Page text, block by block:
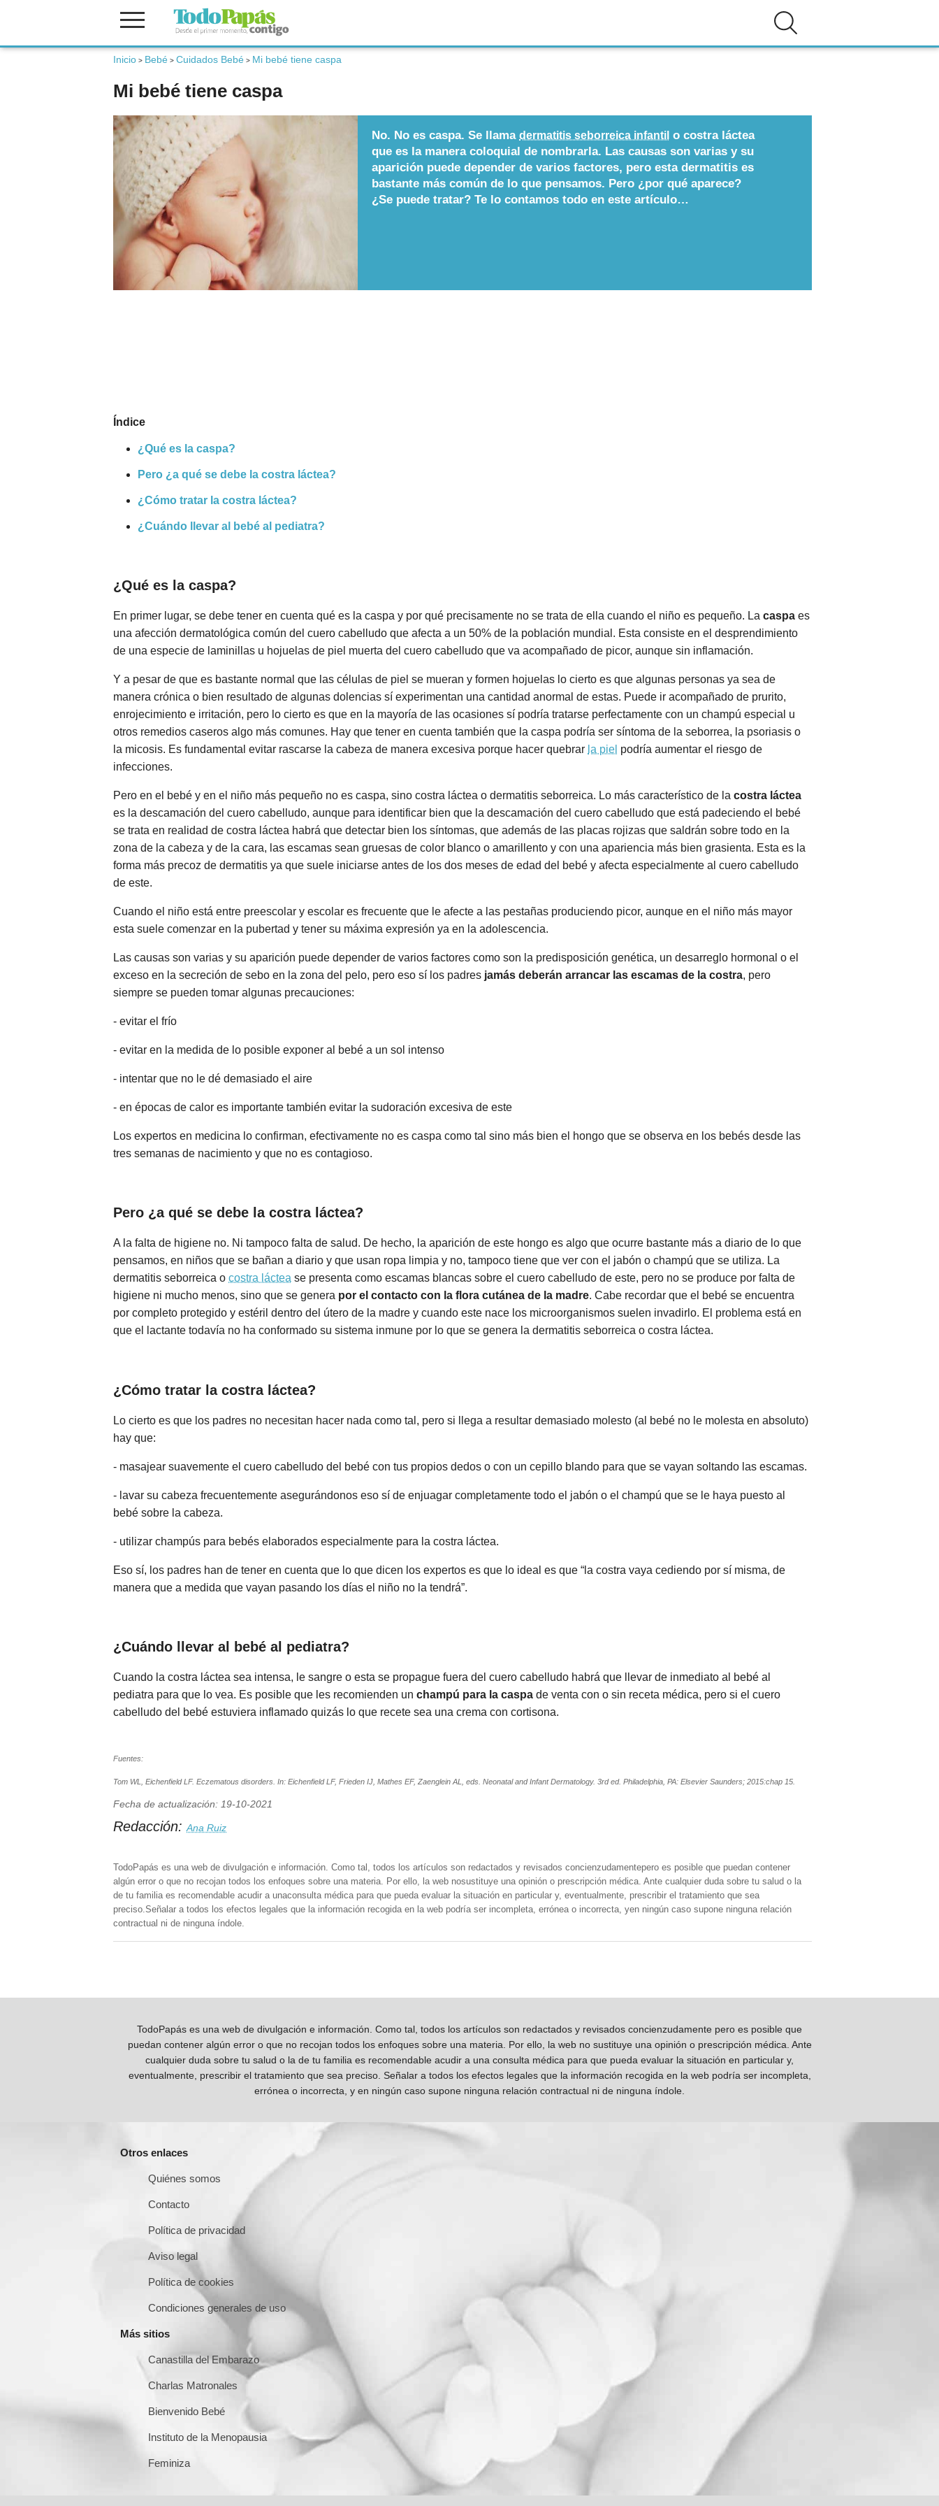
Inicio > Bebé > Cuidados Bebé > Mi bebé tiene caspa
Mi bebé tiene caspa
No. No es caspa. Se llama dermatitis seborreica infantil o costra láctea
que es la manera coloquial de nombrarla. Las causas son varias y su
aparición puede depender de varios factores, pero esta dermatitis es
bastante más común de lo que pensamos. Pero ¿por qué aparece?
¿Se puede tratar? Te lo contamos todo en este artículo…
Índice
¿Qué es la caspa?
Pero ¿a qué se debe la costra láctea?
¿Cómo tratar la costra láctea?
¿Cuándo llevar al bebé al pediatra?
¿Qué es la caspa?
En primer lugar, se debe tener en cuenta qué es la caspa y por qué precisamente no se trata de ella cuando el niño es pequeño. La caspa es
una afección dermatológica común del cuero cabelludo que afecta a un 50% de la población mundial. Esta consiste en el desprendimiento
de una especie de laminillas u hojuelas de piel muerta del cuero cabelludo que va acompañado de picor, aunque sin inflamación.
Y a pesar de que es bastante normal que las células de piel se mueran y formen hojuelas lo cierto es que algunas personas ya sea de
manera crónica o bien resultado de algunas dolencias sí experimentan una cantidad anormal de estas. Puede ir acompañado de prurito,
enrojecimiento e irritación, pero lo cierto es que en la mayoría de las ocasiones sí podría tratarse perfectamente con un champú especial u
otros remedios caseros algo más comunes. Hay que tener en cuenta también que la caspa podría ser síntoma de la seborrea, la psoriasis o
la micosis. Es fundamental evitar rascarse la cabeza de manera excesiva porque hacer quebrar la piel podría aumentar el riesgo de
infecciones.
Pero en el bebé y en el niño más pequeño no es caspa, sino costra láctea o dermatitis seborreica. Lo más característico de la costra láctea
es la descamación del cuero cabelludo, aunque para identificar bien que la descamación del cuero cabelludo que está padeciendo el bebé
se trata en realidad de costra láctea habrá que detectar bien los síntomas, que además de las placas rojizas que saldrán sobre todo en la
zona de la cabeza y de la cara, las escamas sean gruesas de color blanco o amarillento y con una apariencia más bien grasienta. Esta es la
forma más precoz de dermatitis ya que suele iniciarse antes de los dos meses de edad del bebé y afecta especialmente al cuero cabelludo
de este.
Cuando el niño está entre preescolar y escolar es frecuente que le afecte a las pestañas produciendo picor, aunque en el niño más mayor
esta suele comenzar en la pubertad y tener su máxima expresión ya en la adolescencia.
Las causas son varias y su aparición puede depender de varios factores como son la predisposición genética, un desarreglo hormonal o el
exceso en la secreción de sebo en la zona del pelo, pero eso sí los padres jamás deberán arrancar las escamas de la costra, pero
siempre se pueden tomar algunas precauciones:
- evitar el frío
- evitar en la medida de lo posible exponer al bebé a un sol intenso
- intentar que no le dé demasiado el aire
- en épocas de calor es importante también evitar la sudoración excesiva de este
Los expertos en medicina lo confirman, efectivamente no es caspa como tal sino más bien el hongo que se observa en los bebés desde las
tres semanas de nacimiento y que no es contagioso.
Pero ¿a qué se debe la costra láctea?
A la falta de higiene no. Ni tampoco falta de salud. De hecho, la aparición de este hongo es algo que ocurre bastante más a diario de lo que
pensamos, en niños que se bañan a diario y que usan ropa limpia y no, tampoco tiene que ver con el jabón o champú que se utiliza. La
dermatitis seborreica o costra láctea se presenta como escamas blancas sobre el cuero cabelludo de este, pero no se produce por falta de
higiene ni mucho menos, sino que se genera por el contacto con la flora cutánea de la madre. Cabe recordar que el bebé se encuentra
por completo protegido y estéril dentro del útero de la madre y cuando este nace los microorganismos suelen invadirlo. El problema está en
que el lactante todavía no ha conformado su sistema inmune por lo que se genera la dermatitis seborreica o costra láctea.
¿Cómo tratar la costra láctea?
Lo cierto es que los padres no necesitan hacer nada como tal, pero si llega a resultar demasiado molesto (al bebé no le molesta en absoluto)
hay que:
- masajear suavemente el cuero cabelludo del bebé con tus propios dedos o con un cepillo blando para que se vayan soltando las escamas.
- lavar su cabeza frecuentemente asegurándonos eso sí de enjuagar completamente todo el jabón o el champú que se le haya puesto al
bebé sobre la cabeza.
- utilizar champús para bebés elaborados especialmente para la costra láctea.
Eso sí, los padres han de tener en cuenta que lo que dicen los expertos es que lo ideal es que “la costra vaya cediendo por sí misma, de
manera que a medida que vayan pasando los días el niño no la tendrá”.
¿Cuándo llevar al bebé al pediatra?
Cuando la costra láctea sea intensa, le sangre o esta se propague fuera del cuero cabelludo habrá que llevar de inmediato al bebé al
pediatra para que lo vea. Es posible que les recomienden un champú para la caspa de venta con o sin receta médica, pero si el cuero
cabelludo del bebé estuviera inflamado quizás lo que recete sea una crema con cortisona.
Fuentes:
Tom WL, Eichenfield LF. Eczematous disorders. In: Eichenfield LF, Frieden IJ, Mathes EF, Zaenglein AL, eds. Neonatal and Infant Dermatology. 3rd ed. Philadelphia, PA: Elsevier Saunders; 2015:chap 15.
Fecha de actualización: 19-10-2021
Redacción: Ana Ruiz
TodoPapás es una web de divulgación e información. Como tal, todos los artículos son redactados y revisados concienzudamentepero es posible que puedan contener
algún error o que no recojan todos los enfoques sobre una materia. Por ello, la web nosustituye una opinión o prescripción médica. Ante cualquier duda sobre tu salud o la
de tu familia es recomendable acudir a unaconsulta médica para que pueda evaluar la situación en particular y, eventualmente, prescribir el tratamiento que sea
preciso.Señalar a todos los efectos legales que la información recogida en la web podría ser incompleta, errónea o incorrecta, yen ningún caso supone ninguna relación
contractual ni de ninguna índole.
TodoPapás es una web de divulgación e información. Como tal, todos los artículos son redactados y revisados concienzudamente pero es posible que
puedan contener algún error o que no recojan todos los enfoques sobre una materia. Por ello, la web no sustituye una opinión o prescripción médica. Ante
cualquier duda sobre tu salud o la de tu familia es recomendable acudir a una consulta médica para que pueda evaluar la situación en particular y,
eventualmente, prescribir el tratamiento que sea preciso. Señalar a todos los efectos legales que la información recogida en la web podría ser incompleta,
errónea o incorrecta, y en ningún caso supone ninguna relación contractual ni de ninguna índole.
Otros enlaces
Quiénes somos
Contacto
Política de privacidad
Aviso legal
Política de cookies
Condiciones generales de uso
Más sitios
Canastilla del Embarazo
Charlas Matronales
Bienvenido Bebé
Instituto de la Menopausia
Feminiza